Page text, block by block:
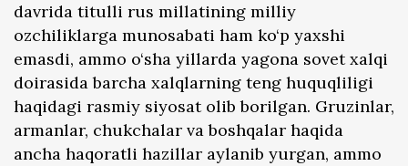
davrida titulli rus millatining milliy
ozchiliklarga munosabati ham ko‘p yaxshi
emasdi, ammo o‘sha yillarda yagona sovet xalqi
doirasida barcha xalqlarning teng huquqliligi
haqidagi rasmiy siyosat olib borilgan. Gruzinlar,
armanlar, chukchalar va boshqalar haqida
ancha haqoratli hazillar aylanib yurgan, ammo